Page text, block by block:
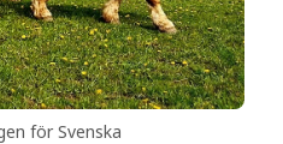
för Svenska